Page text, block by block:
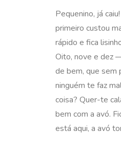
Pequenino, já
primeiro custou
rápido e fica
Oito, nove e dez
de bem, que sem
ninguém te faz
coisa? Quer-te
bem com a avó.
está aqui, a avó